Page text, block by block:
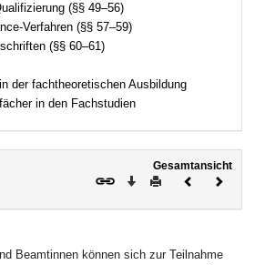
(§§ 49–56)
Verfahren (§§ 57–59)
(§§ 60–61)
der fachtheoretischen Ausbildung
in den Fachstudien
Gesamtansicht
Download
DruckenVorheriges
Beamtinnen können sich zur Teilnahme